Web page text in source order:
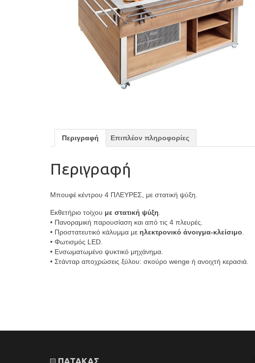
Περιγραφή Επιπλέον πληροφορίες
Περιγραφή
Μπουφέ κέντρου 4 ΠΛΕΥΡΕΣ, με στατική ψύξη.
Εκθετήριο τοίχου με στατική ψύξη
• Πανοραμική παρουσίαση και από τις 4 πλευρές.
• Προστατευτικό κάλυμμα με ηλεκτρονικό άνοιγμα-κλείσιμο
• Φωτισμός LED.
• Ενσωματωμένο ψυκτικό μηχάνημα.
• Στάνταρ αποχρώσεις ξύλου: σκούρο wenge ή ανοιχτή κερασιά.
ΠΑΤΑΚΑΣ